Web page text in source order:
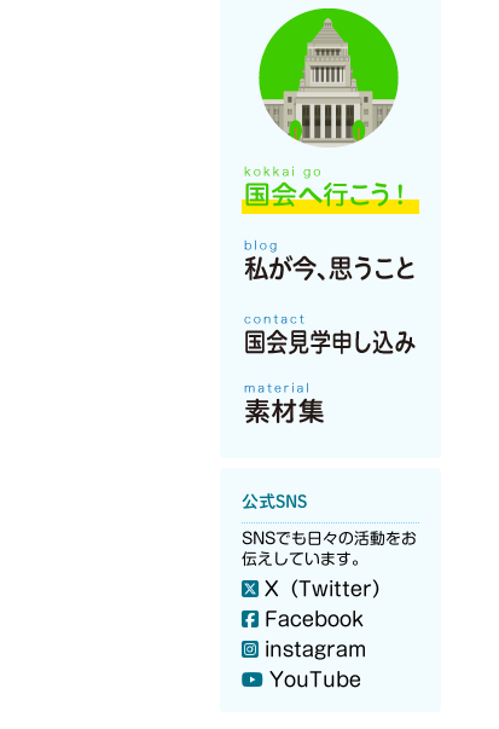
公式SNS
SNSでも日々の活動をお
伝えしています。
X（Twitter）
Facebook
instagram
YouTube